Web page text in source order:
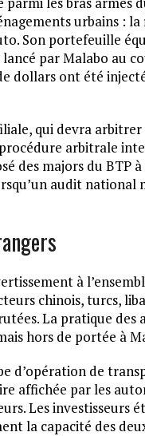
urbains : la
Son portefeuille
par Malabo au
dollars ont été
qui devra
arbitrale
des majors du BTP
audit national
à
chinois, turcs,
La pratique des
hors de portée à
d’opération de
affichée par les
Les investisseurs
la capacité des